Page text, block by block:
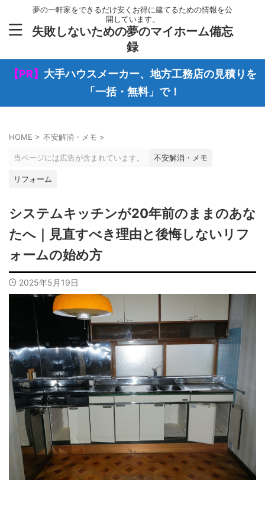
夢の一軒家をできるだけ安くお得に建てるための情報を公
開しています。
失敗しないための夢のマイホーム備忘
録
【PR】 大手ハウスメーカー、地方工務店の見積りを
「一括・無料」で！
HOME > 不安解消・メモ >
当ページには広告が含まれています。 不安解消・メモ
リフォーム
システムキッチンが20年前のままのあな
たへ｜見直すべき理由と後悔しないリフ
ォームの始め方
2025年5月19日